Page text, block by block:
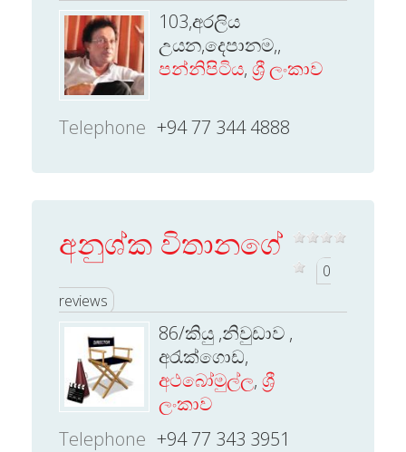
103,අරලිය
උයන,දෙපානම,,
පන්නිපිටිය, ශ්‍රී ලංකාව
Telephone +94 77 344 4888
අනුශ්ක විතානගේ
0
reviews
86/කියු ,නිවුඩාව ,
අරැක්ගොඩ,
අථබෝමුල්ල, ශ්‍රී
ලංකාව
Telephone +94 77 343 3951